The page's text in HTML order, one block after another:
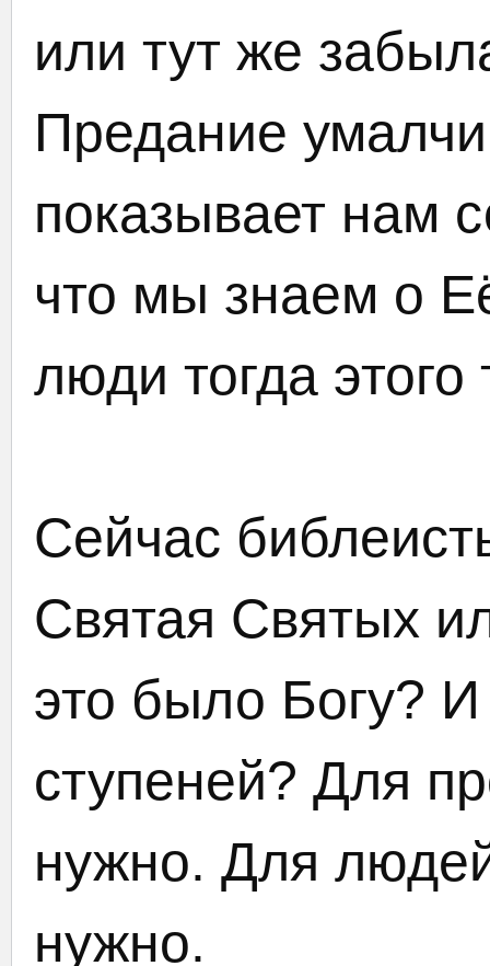
или тут же
Предание
показывает нам
что мы знаем о
люди тогда
Сейчас
Святая Святых
это было Богу?
ступеней? Для
нужно. Для
нужно.